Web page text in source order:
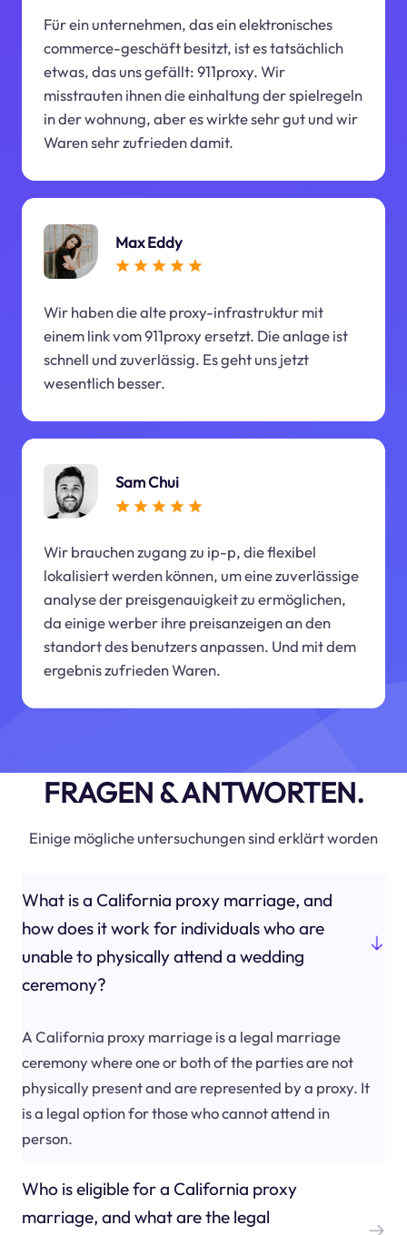
Für ein unternehmen, das ein elektronisches
commerce-geschäft besitzt, ist es tatsächlich
etwas, das uns gefällt: 911proxy. Wir
misstrauten ihnen die einhaltung der spielregeln
in der wohnung, aber es wirkte sehr gut und wir
Waren sehr zufrieden damit.
Max Eddy
Wir haben die alte proxy-infrastruktur mit
einem link vom 911proxy ersetzt. Die anlage ist
schnell und zuverlässig. Es geht uns jetzt
wesentlich besser.
Sam Chui
Wir brauchen zugang zu ip-p, die flexibel
lokalisiert werden können, um eine zuverlässige
analyse der preisgenauigkeit zu ermöglichen,
da einige werber ihre preisanzeigen an den
standort des benutzers anpassen. Und mit dem
ergebnis zufrieden Waren.
FRAGEN & ANTWORTEN.
Einige mögliche untersuchungen sind erklärt worden
What is a California proxy marriage, and
how does it work for individuals who are
unable to physically attend a wedding
ceremony?
A California proxy marriage is a legal marriage
ceremony where one or both of the parties are not
physically present and are represented by a proxy. It
is a legal option for those who cannot attend in
person.
Who is eligible for a California proxy
marriage, and what are the legal